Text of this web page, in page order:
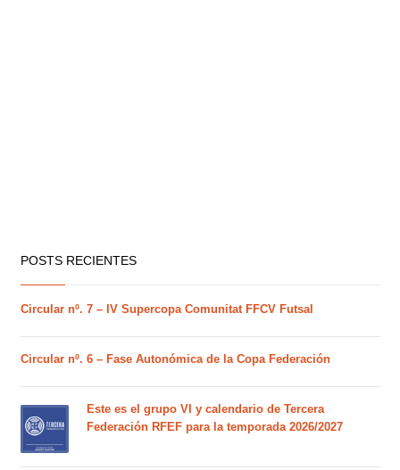
POSTS RECIENTES
Circular nº. 7 – IV Supercopa Comunitat FFCV Futsal
Circular nº. 6 – Fase Autonómica de la Copa Federación
Este es el grupo VI y calendario de Tercera
Federación RFEF para la temporada 2026/2027